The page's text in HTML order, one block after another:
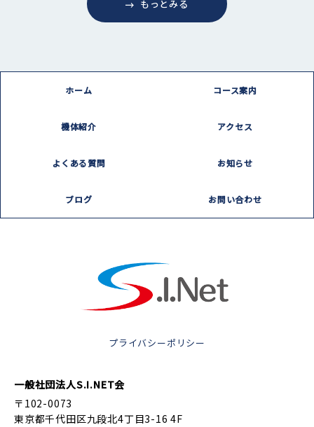
もっとみる
ホーム コース案内
機体紹介 アクセス
よくある質問 お知らせ
ブログ お問い合わせ
プライバシーポリシー
一般社団法人S.I.NET会
〒102-0073
東京都千代田区九段北4丁目3-16 4F